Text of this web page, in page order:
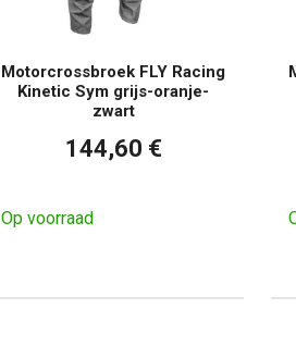
Motorcrossbroek FLY Racing
Kinetic Sym grijs-oranje-
zwart
144,60 €
Op voorraad